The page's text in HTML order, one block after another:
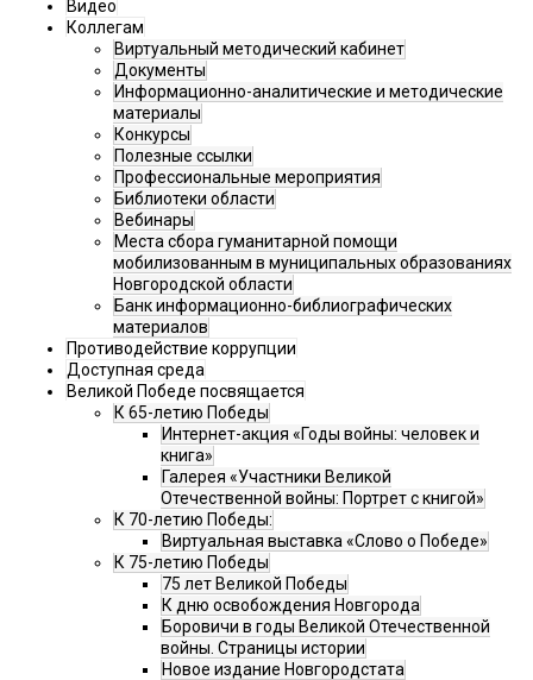
Видео
Коллегам
Виртуальный методический кабинет
Документы
Информационно-аналитические и методические
материалы
Конкурсы
Полезные ссылки
Профессиональные мероприятия
Библиотеки области
Вебинары
Места сбора гуманитарной помощи
мобилизованным в муниципальных образованиях
Новгородской области
Банк информационно-библиографических
материалов
Противодействие коррупции
Доступная среда
Великой Победе посвящается
К 65-летию Победы
Интернет-акция «Годы войны: человек и
книга»
Галерея «Участники Великой
Отечественной войны: Портрет с книгой»
К 70-летию Победы:
Виртуальная выставка «Слово о Победе»
К 75-летию Победы
75 лет Великой Победы
К дню освобождения Новгорода
Боровичи в годы Великой Отечественной
войны. Страницы истории
Новое издание Новгородстата